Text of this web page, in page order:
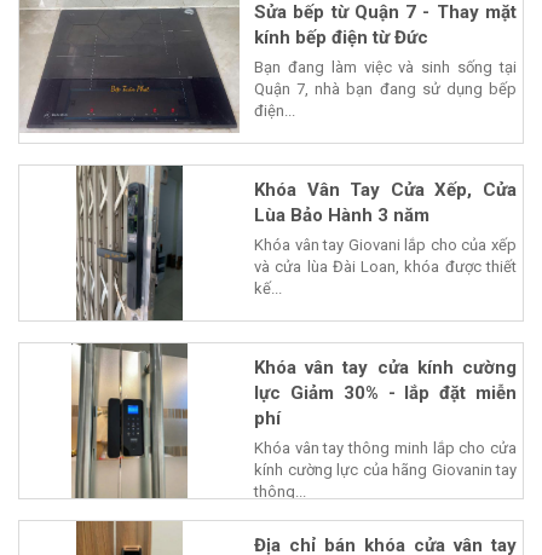
Sửa bếp từ Quận 7 - Thay mặt
kính bếp điện từ Đức
Bạn đang làm việc và sinh sống tại
Quận 7, nhà bạn đang sử dụng bếp
điện...
Khóa Vân Tay Cửa Xếp, Cửa
Lùa Bảo Hành 3 năm
Khóa vân tay Giovani lắp cho của xếp
và cửa lùa Đài Loan, khóa được thiết
kế...
Khóa vân tay cửa kính cường
lực Giảm 30% - lắp đặt miễn
phí
Khóa vân tay thông minh lắp cho cửa
kính cường lực của hãng Giovanin tay
thông...
Địa chỉ bán khóa cửa vân tay